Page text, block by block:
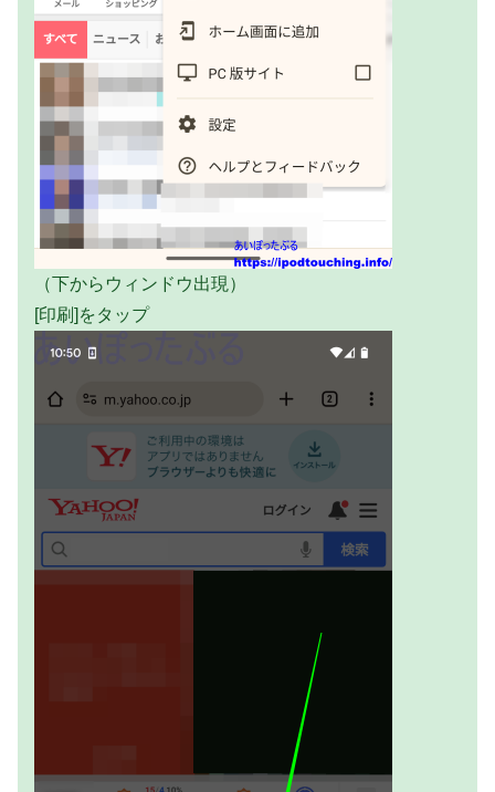
（下からウィンドウ出現）
[印刷]をタップ